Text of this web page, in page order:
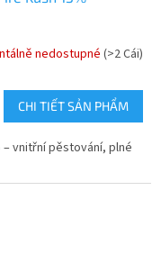
nedostupné (>2 Cái)
CHI TIẾT SẢN PHẨM
vnitřní pěstování, plné